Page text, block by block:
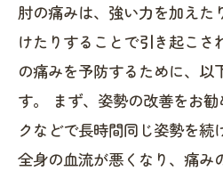
肘の痛みは、強い力を加えた
けたりすることで引き起こさ
の痛みを予防するために、以
す。 まず、姿勢の改善をお
クなどで長時間同じ姿勢を続
全身の血流が悪くなり、痛み